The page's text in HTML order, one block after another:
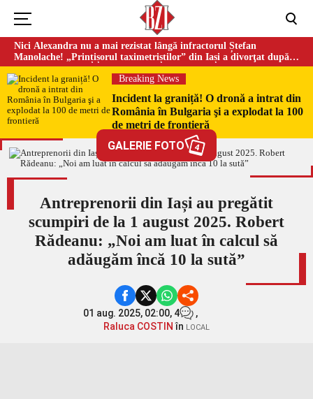
Nici Alexandra nu a mai rezistat lângă infractorul Ștefan
Manolache! „Prințișorul taximetriștilor” din Iași a divorţat după
doi ani de căsnicie
Breaking News
Incident la graniță! O dronă a intrat din
România în Bulgaria şi a explodat la 100
de metri de frontieră
GALERIE FOTO 4
Antreprenorii din Iași au pregătit
scumpiri de la 1 august 2025. Robert
Rădeanu: „Noi am luat în calcul să
adăugăm încă 10 la sută”
01 aug. 2025, 02:00, 4
,
Raluca COSTIN în LOCAL